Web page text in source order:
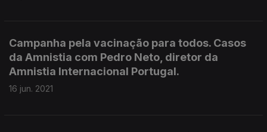
Campanha pela vacinação para todos. Casos
da Amnistia com Pedro Neto, diretor da
Amnistia Internacional Portugal.
16 jun. 2021